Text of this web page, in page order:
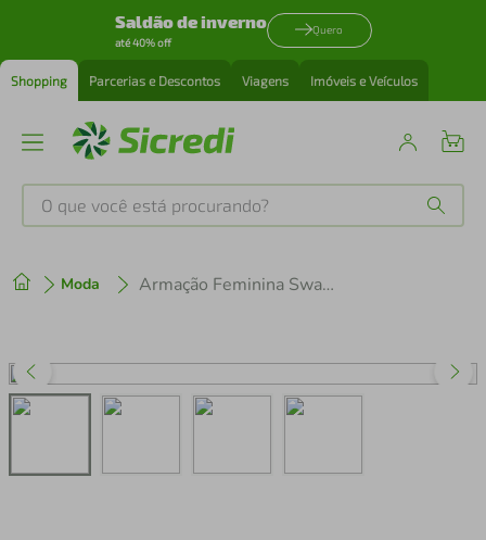
Saldão de inverno
até 40% off
Quero
Shopping Parcerias e Descontos Viagens Imóveis e Veículos
O que você está procurando?
Moda Armação Feminina Swarovski Quadrado SK2060-1043 55
2º cafeteira